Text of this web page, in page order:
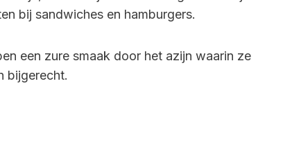
bij sandwiches en hamburgers.
een zure smaak door het azijn waarin ze
bijgerecht.